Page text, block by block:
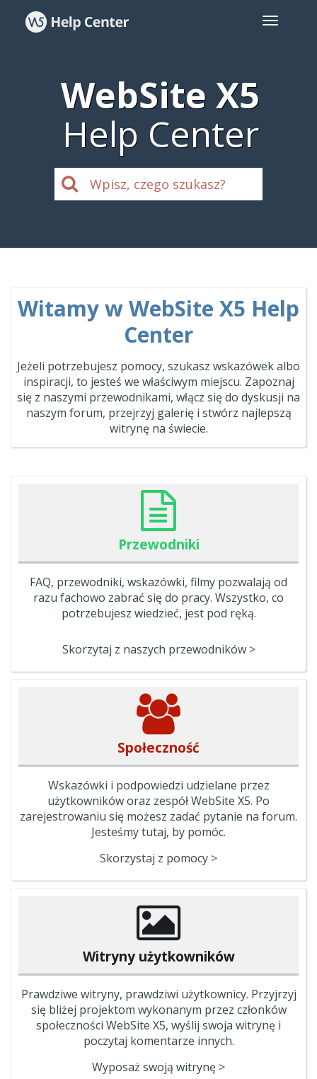
WebSite X5
Help Center
Witamy w WebSite X5 Help
Center
Jeżeli potrzebujesz pomocy, szukasz wskazówek albo
inspiracji, to jesteś we właściwym miejscu. Zapoznaj
się z naszymi przewodnikami, włącz się do dyskusji na
naszym forum, przejrzyj galerię i stwórz najlepszą
witrynę na świecie.
Przewodniki
FAQ, przewodniki, wskazówki, filmy pozwalają od
razu fachowo zabrać się do pracy. Wszystko, co
potrzebujesz wiedzieć, jest pod ręką.
Skorzytaj z naszych przewodników >
Społeczność
Wskazówki i podpowiedzi udzielane przez
użytkowników oraz zespół WebSite X5. Po
zarejestrowaniu się możesz zadać pytanie na forum.
Jesteśmy tutaj, by pomóc.
Skorzystaj z pomocy >
Witryny użytkowników
Prawdziwe witryny, prawdziwi użytkownicy. Przyjrzyj
się bliżej projektom wykonanym przez członków
społeczności WebSite X5, wyślij swoja witrynę i
poczytaj komentarze innych.
Wyposaż swoją witrynę >